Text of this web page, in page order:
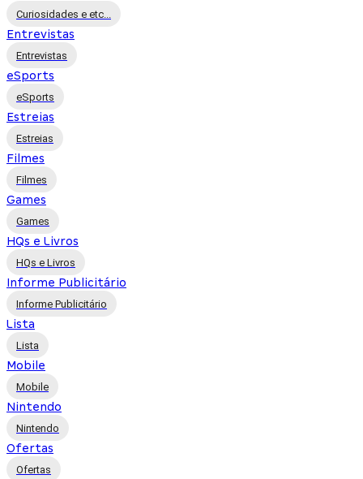
Curiosidades e etc...
Entrevistas
Entrevistas
eSports
eSports
Estreias
Estreias
Filmes
Filmes
Games
Games
HQs e Livros
HQs e Livros
Informe Publicitário
Informe Publicitário
Lista
Lista
Mobile
Mobile
Nintendo
Nintendo
Ofertas
Ofertas